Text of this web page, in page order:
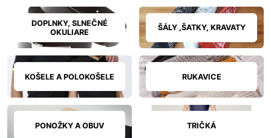
DOPLNKY, SLNEČNÉ
OKULIARE
ŠÁLY ,ŠATKY, KRAVATY
KOŠELE A POLOKOŠELE RUKAVICE
PONOŽKY A OBUV TRIČKÁ